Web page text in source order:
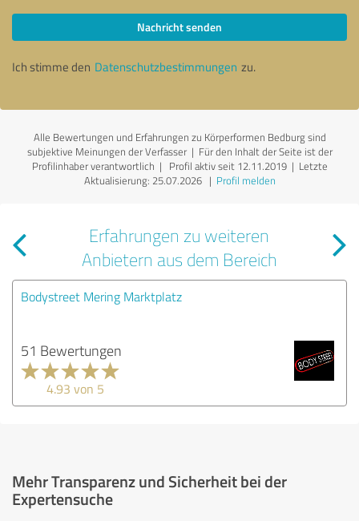
Nachricht senden
Ich stimme den Datenschutzbestimmungen zu.
Alle Bewertungen und Erfahrungen zu Körperformen Bedburg sind
subjektive Meinungen der Verfasser | Für den Inhalt der Seite ist der
Profilinhaber verantwortlich | Profil aktiv seit 12.11.2019 | Letzte
Aktualisierung: 25.07.2026| Profil melden
Erfahrungen zu weiteren
Anbietern aus dem Bereich
Bodystreet Mering Marktplatz
51 Bewertungen
4.93 von 5
Mehr Transparenz und Sicherheit bei der
Expertensuche